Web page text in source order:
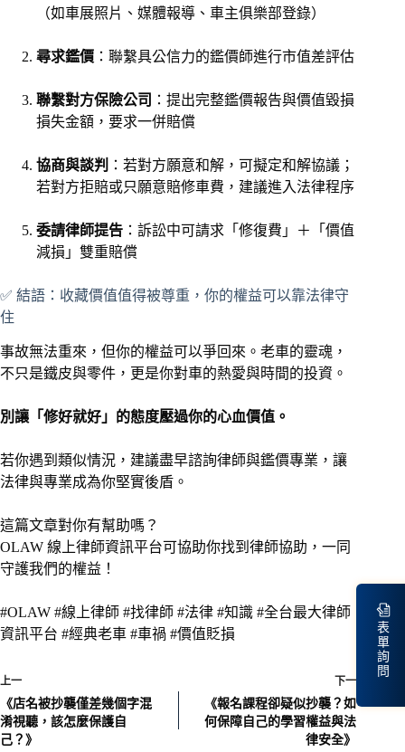
表
單
詢
問
（如車展照片、媒體報導、車主俱樂部登錄）
尋求鑑價 ：聯繫具公信力的鑑價師進行市值差評估
聯繫對方保險公司 ：提出完整鑑價報告與價值毀損
損失金額，要求一併賠償
協商與談判 ：若對方願意和解，可擬定和解協議；
若對方拒賠或只願意賠修車費，建議進入法律程序
委請律師提告 ：訴訟中可請求「修復費」＋「價值
減損」雙重賠償
✅ 結語：收藏價值值得被尊重，你的權益可以靠法律守
住
事故無法重來，但你的權益可以爭回來。老車的靈魂，
不只是鐵皮與零件，更是你對車的熱愛與時間的投資。
別讓「修好就好」的態度壓過你的心血價值。
若你遇到類似情況，建議盡早諮詢律師與鑑價專業，讓
法律與專業成為你堅實後盾。
這篇文章對你有幫助嗎？
OLAW 線上律師資訊平台可協助你找到律師協助，一同
守護我們的權益！
#OLAW #線上律師 #找律師 #法律 #知識 #全台最大律師
資訊平台 #經典老車 #車禍 #價值貶損
上一
《店名被抄襲僅差幾個字混
淆視聽，該怎麼保護自
己？》
下一
《報名課程卻疑似抄襲？如
何保障自己的學習權益與法
律安全》